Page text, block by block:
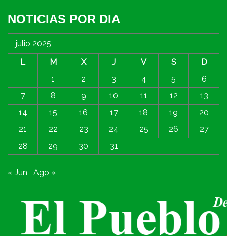
NOTICIAS POR DIA
julio 2025
L
M X J V S
D
1
2 3 4 5
6
7
8 9 10 11 12
13
14
15 16 17 18 19
20
21
22 23 24 25 26
27
28
29 30 31
« Jun Ago »